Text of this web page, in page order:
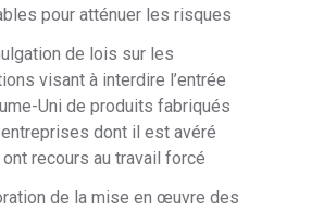
pour atténuer les risques
de lois sur les
visant à interdire l’entrée
Uni de produits fabriqués
dont il est avéré
ont recours au travail forcé
de la mise en œuvre des